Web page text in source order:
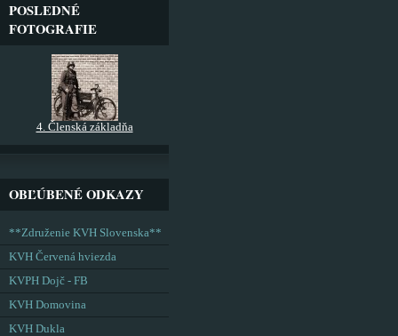
POSLEDNÉ
FOTOGRAFIE
4. Členská základňa
OBĽÚBENÉ ODKAZY
**Združenie KVH Slovenska**
KVH Červená hviezda
KVPH Dojč - FB
KVH Domovina
KVH Dukla